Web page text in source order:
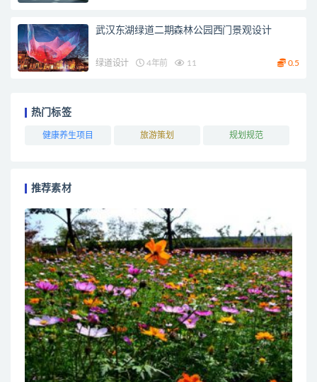
武汉东湖绿道二期森林公园西门景观设计
绿道设计 4年前 11 0.5
热门标签
健康养生项目 旅游策划 规划规范
推荐素材